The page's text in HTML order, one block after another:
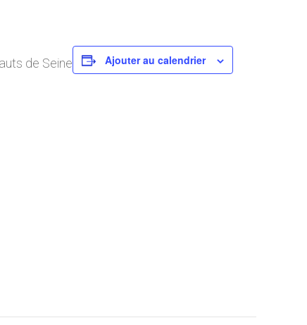
de Seine
Ajouter au calendrier